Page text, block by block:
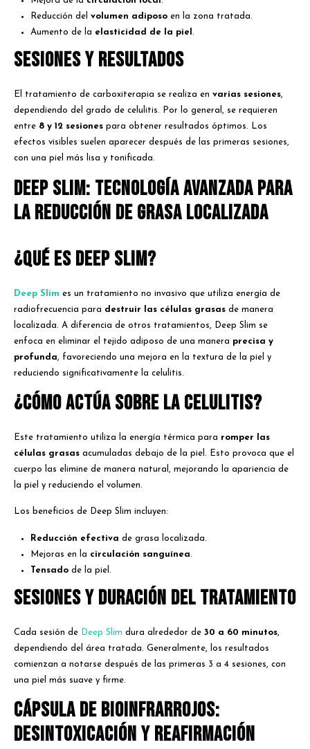
Reducción delvolumen adiposo en la zona tratada.
Aumento de la elasticidad de la piel .
Sesiones y Resultados
El tratamiento de carboxiterapia se realiza en varias sesiones,
dependiendo del grado de celulitis. Por lo general, se requieren
entre 8 y 12 sesiones para obtener resultados óptimos. Los
efectos visibles suelen aparecer después de las primeras sesiones,
con una piel más lisa y tonificada.
Deep Slim: Tecnología Avanzada para
la Reducción de Grasa Localizada
¿Qué es Deep Slim?
Deep Slim es un tratamiento no invasivo que utiliza energía de
radiofrecuencia para destruir las células grasas de manera
localizada. A diferencia de otros tratamientos, Deep Slim se
enfoca en eliminar el tejido adiposo de una manera precisa y
profunda, favoreciendo una mejora en la textura de la piel y
reduciendo significativamente la celulitis.
¿Cómo Actúa sobre la Celulitis?
Este tratamiento utiliza la energía térmica para romper las
células grasas acumuladas debajo de la piel. Esto provoca que el
cuerpo las elimine de manera natural, mejorando la apariencia de
la piel y reduciendo el volumen.
Los beneficios de Deep Slim incluyen:
Reducción efectiva de grasa localizada.
Mejoras en la circulación sanguínea
Tensado de la piel.
Sesiones y Duración del Tratamiento
Cada sesión de Deep Slim dura alrededor de 30 a 60 minutos,
dependiendo del área tratada. Generalmente, los resultados
comienzan a notarse después de las primeras 3 a 4 sesiones, con
una piel más suave y firme.
Cápsula de Bioinfrarrojos:
Desintoxicación y Reafirmación